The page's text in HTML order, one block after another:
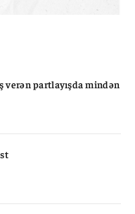
verən partlayışda mindən